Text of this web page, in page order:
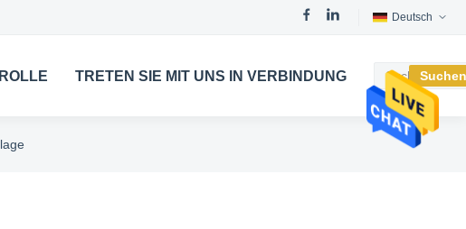
Deutsch
TRETEN SIE MIT UNS IN VERBINDUNG